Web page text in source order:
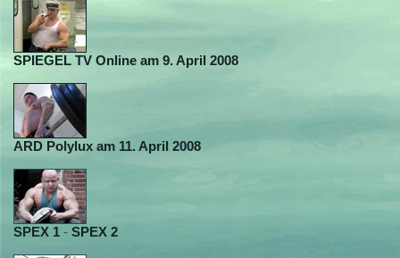
SPIEGEL TV Online am 9. April 2008
ARD Polylux am 11. April 2008
SPEX 1 - SPEX 2